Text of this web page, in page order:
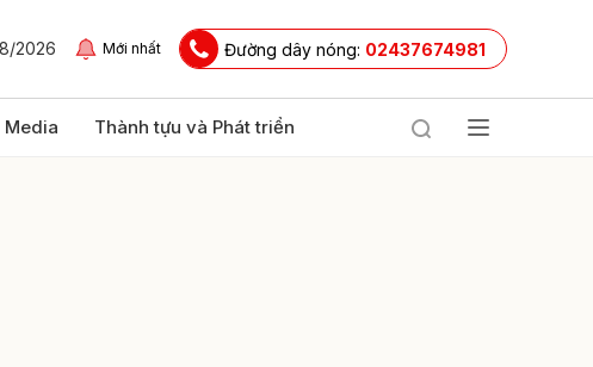
2026 Mới nhất Đường dây nóng: 02437674981
Media Thành tựu và Phát triển